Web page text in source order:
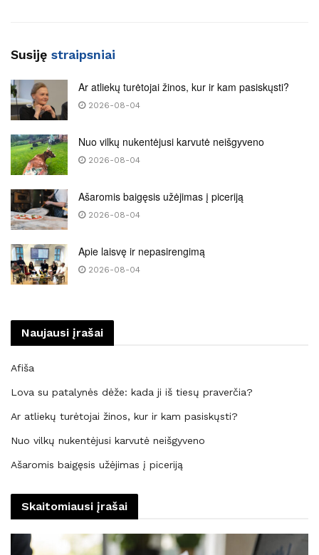
Susiję straipsniai
Ar atliekų turėtojai žinos, kur ir kam pasiskųsti?
2026-08-04
Nuo vilkų nukentėjusi karvutė neišgyveno
2026-08-04
Ašaromis baigęsis užėjimas į piceriją
2026-08-04
Apie laisvę ir nepasirengimą
2026-08-04
Naujausi įrašai
Afiša
Lova su patalynės dėže: kada ji iš tiesų praverčia?
Ar atliekų turėtojai žinos, kur ir kam pasiskųsti?
Nuo vilkų nukentėjusi karvutė neišgyveno
Ašaromis baigęsis užėjimas į piceriją
Skaitomiausi įrašai